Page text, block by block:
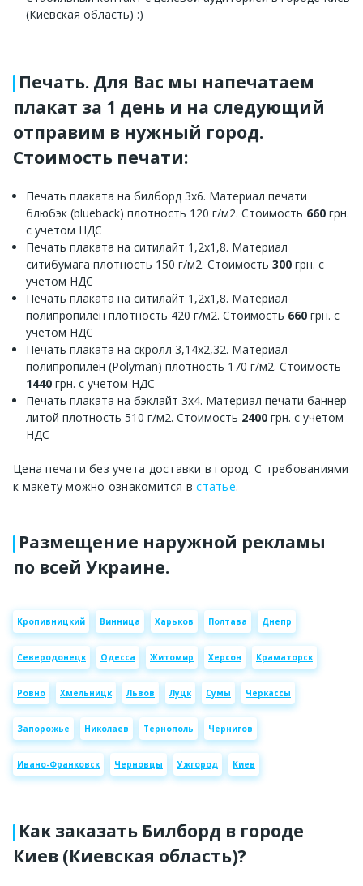
(Киевская область) :)
Печать. Для Вас мы напечатаем
плакат за 1 день и на следующий
отправим в нужный город.
Стоимость печати:
Печать плаката на билборд 3х6. Материал печати
блюбэк (blueback) плотность 120 г/м2. Стоимость 660 грн.
с учетом НДС
Печать плаката на ситилайт 1,2х1,8. Материал
ситибумага плотность 150 г/м2. Стоимость 300 грн. с
учетом НДС
Печать плаката на ситилайт 1,2х1,8. Материал
полипропилен плотность 420 г/м2. Стоимость 660 грн. с
учетом НДС
Печать плаката на скролл 3,14х2,32. Материал
полипропилен (Polyman) плотность 170 г/м2. Стоимость
1440 грн. с учетом НДС
Печать плаката на бэклайт 3х4. Материал печати баннер
литой плотность 510 г/м2. Стоимость 2400 грн. с учетом
НДС
Цена печати без учета доставки в город. С требованиями
к макету можно ознакомится встатье.
Размещение наружной рекламы
по всей Украине.
Кропивницкий Винница Харьков Полтава Днепр
Северодонецк Одесса Житомир Херсон Краматорск
Ровно Хмельницк Львов Луцк Сумы Черкассы
Запорожье Николаев Тернополь Чернигов
Ивано-Франковск Черновцы Ужгород Киев
Как заказать Билборд в городе
Киев (Киевская область)?